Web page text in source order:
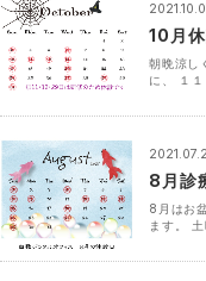
10月
朝晩涼し
に、 １
8月診
8月はお
ます。